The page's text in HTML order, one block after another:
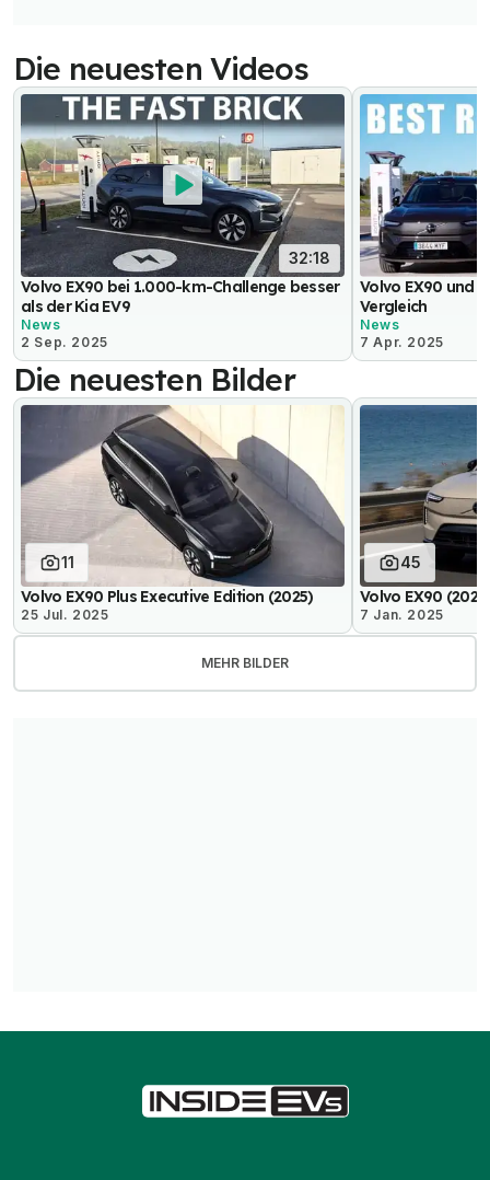
Die neuesten Videos
32:18
Volvo EX90 bei 1.000-km-Challenge besser
als der Kia EV9
News
2 Sep. 2025
Volvo EX90 und
Vergleich
News
7 Apr. 2025
Die neuesten Bilder
11
Volvo EX90 Plus Executive Edition (2025)
25 Jul. 2025
45
Volvo EX90
7 Jan. 2025
MEHR BILDER